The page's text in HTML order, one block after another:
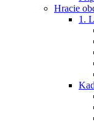
Hracie
1.